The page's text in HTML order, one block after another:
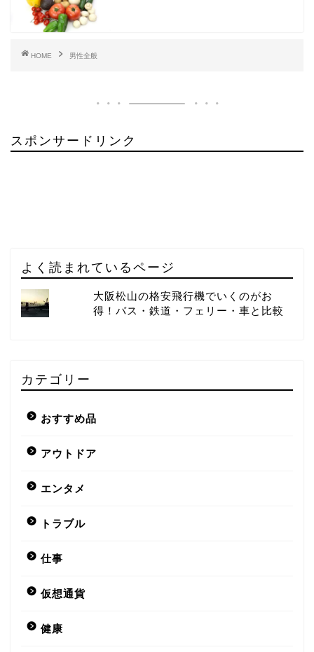
HOME 男性全般
スポンサードリンク
よく読まれているページ
大阪松山の格安飛行機でいくのがお
得！バス・鉄道・フェリー・車と比較
カテゴリー
おすすめ品
アウトドア
エンタメ
トラブル
仕事
仮想通貨
健康